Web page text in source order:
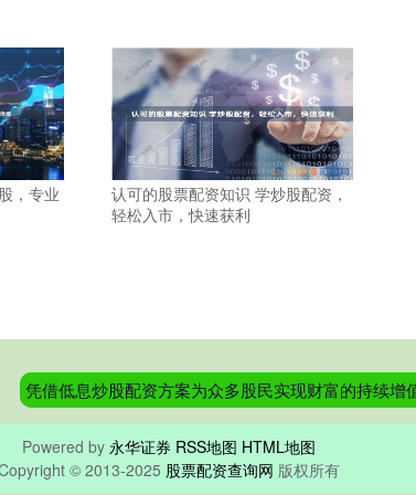
，专业
认可的股票配资知识 学炒股配资，
轻松入市，快速获利
凭借低息炒股配资方案为众多股民实现财富的持续增
Powered by 永华证券 RSS地图 HTML地图
© 2013-2025 股票配资查询网 版权所有